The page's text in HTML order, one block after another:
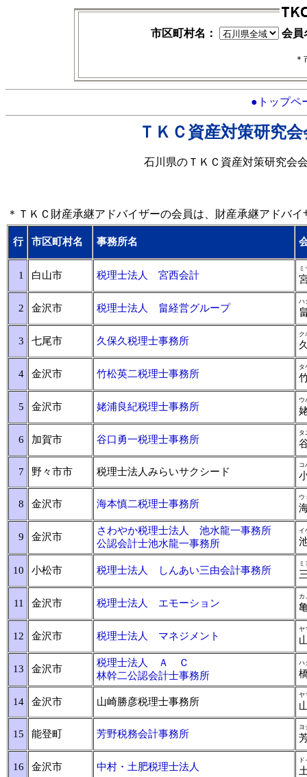
市区町村名： 会員
●トップペ
ＴＫＣ資産対策研究
石川県のＴＫＣ資産対策研究会
＊ＴＫＣ財産承継アドバイザーの会員は、財産承継アドバ
行 市区町村名 事務所名
1 白山市 税理士法人 宮西会計
2 金沢市 税理士法人 畠経営グループ
ハ
3 七尾市 久保久税理士事務所
4 金沢市 竹松英二税理士事務所
タ
5 金沢市 姥浦良紀税理士事務所
ウ
6 加賀市 谷口勇一税理士事務所
タ
7 野々市市 税理士法人みらいサクシード
コ
8 金沢市 海本慎二税理士事務所
ウ
9 金沢市
さわやか税理士法人 池水龍一事務所
公認会計士池水龍一事務所
イ
10 小松市 税理士法人 しんあい三由会計事務所
11 金沢市 税理士法人 エモーション
12 金沢市 税理士法人 マネジメント
ヤ
13 金沢市
税理士法人 Ａ Ｃ
林幹二公認会計士事務所
ハ
14 金沢市 山崎勝彦税理士事務所
ヤ
15 能登町 芳野税務会計事務所
ヨ
16 金沢市 中村・土肥税理士法人